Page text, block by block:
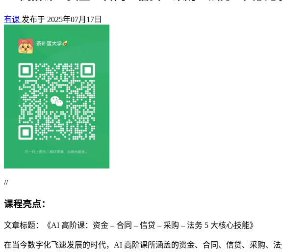
有课 发布于 2025年07月17日
//
课程亮点：
文章标题：《AI 高阶课：资金 – 合同 – 信贷 – 采购 – 法务 5 大核心技能》
在当今数字化飞速发展的时代，AI 高阶课所涵盖的资金、合同、信贷、采购、